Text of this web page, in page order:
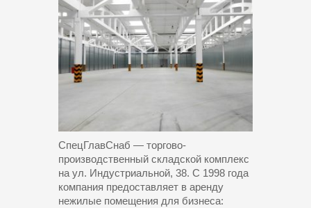
СпецГлавСнаб — торгово-
производственный складской комплекс
на ул. Индустриальной, 38. С 1998 года
компания предоставляет в аренду
нежилые помещения для бизнеса: